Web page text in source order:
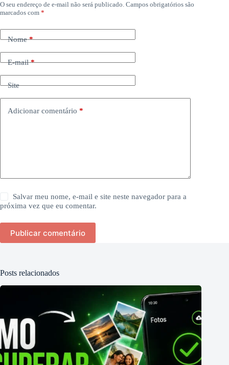
O seu endereço de e-mail não será publicado. Campos obrigatórios são
marcados com *
Nome*
E-mail*
Site
Adicionar comentário *
Salvar meu nome, e-mail e site neste navegador para a
próxima vez que eu comentar.
Publicar comentário
Posts relacionados